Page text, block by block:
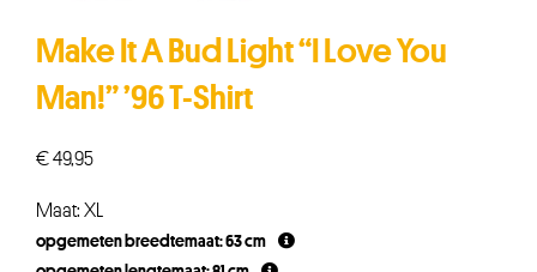
Make It A Bud Light “I Love You
Man!” ’96 T-Shirt
€49,95
Maat: XL
opgemeten breedtemaat: 63 cm